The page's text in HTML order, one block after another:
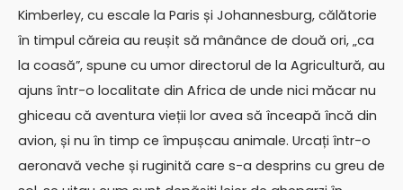
Kimberley, cu escale la Paris și Johannesburg, călătorie
în timpul căreia au reușit să mânânce de două ori, „ca
la coasă”, spune cu umor directorul de la Agricultură, au
ajuns într-o localitate din Africa de unde nici măcar nu
ghiceau că aventura vieții lor avea să înceapă încă din
avion, și nu în timp ce împușcau animale. Urcați într-o
aeronavă veche și ruginită care s-a desprins cu greu de